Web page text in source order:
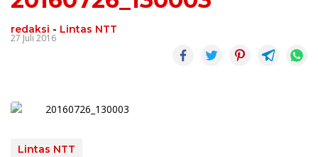
redaksi - Lintas NTT
27 Juli 2016
Lintas NTT